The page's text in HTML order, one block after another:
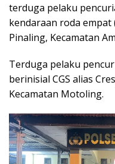
terduga pelaku
kendaraan roda empat
Pinaling, Kecamatan
Terduga pelaku
berinisial CGS alias
Kecamatan Motoling.